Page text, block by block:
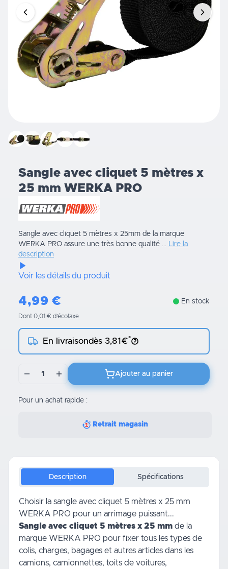
Sangle avec cliquet 5 mètres x
25 mm WERKA PRO
Sangle avec cliquet 5 mètres x 25mm de la marque
WERKA PRO assure une très bonne qualité ... Lire la
description
Voir les détails du produit
4,99 € En stock
Dont 0,01 € d’écotaxe
En livraisondès 3,81€*
1 Ajouter au panier
Pour un achat rapide :
Retrait magasin
Description Spécifications
Choisir la sangle avec cliquet 5 mètres x 25 mm
WERKA PRO pour un arrimage puissant...
Sangle avec cliquet 5 mètres x 25 mm de la
marque WERKA PRO pour fixer tous les types de
colis, charges, bagages et autres articles dans les
camions, camionnettes, toits de voitures,